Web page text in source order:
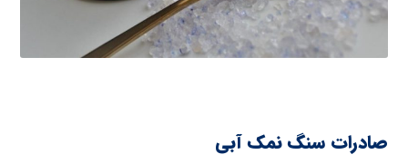
صادرات سنگ نمک آبی